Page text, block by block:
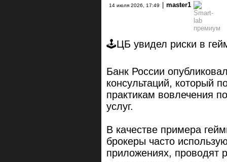
14 июля 2026, 17:49 master1
🕹ЦБ увидел риски в
Банк России
консультаций, который
практикам вовлечения
услуг.
В качестве примера
брокеры часто
приложениях, проводят